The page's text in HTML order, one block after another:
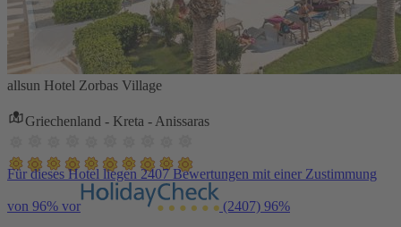
allsun Hotel Zorbas Village
Griechenland - Kreta - Anissaras
Für dieses Hotel liegen 2407 Bewertungen mit einer Zustimmung
von 96% vor (2407) 96%